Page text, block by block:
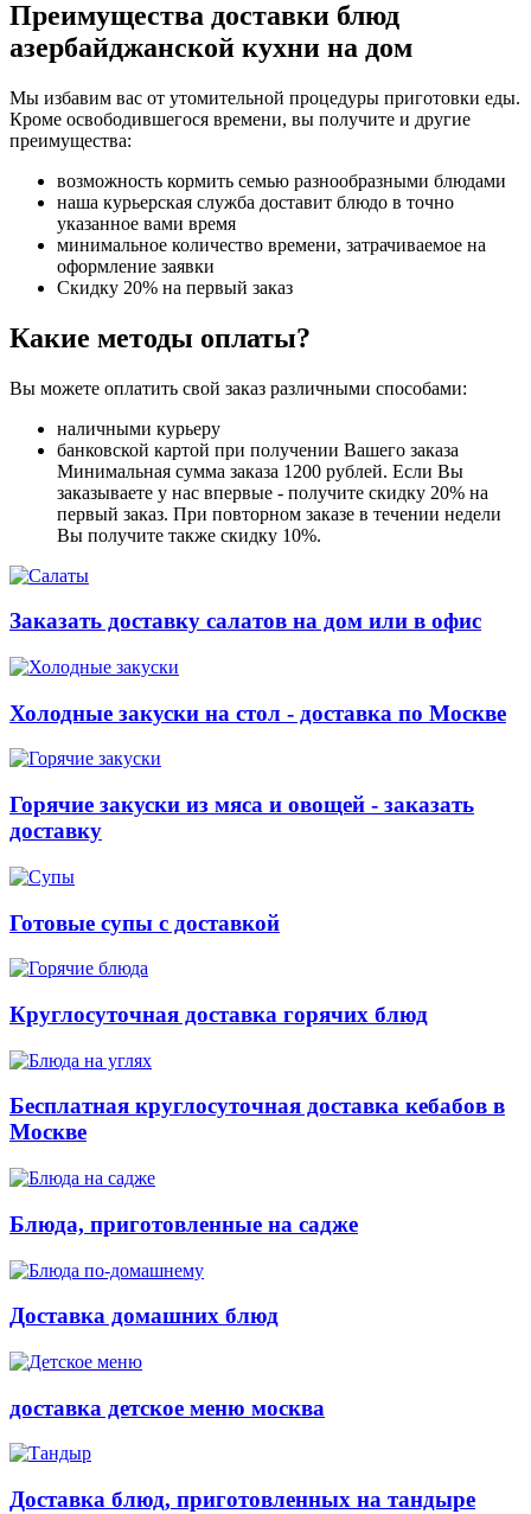
Преимущества доставки блюд
азербайджанской кухни на дом
Мы избавим вас от утомительной процедуры приготовки еды.
Кроме освободившегося времени, вы получите и другие
преимущества:
возможность кормить семью разнообразными блюдами
наша курьерская служба доставит блюдо в точно
указанное вами время
минимальное количество времени, затрачиваемое на
оформление заявки
Скидку 20% на первый заказ
Какие методы оплаты?
Вы можете оплатить свой заказ различными способами:
наличными курьеру
банковской картой при получении Вашего заказа
Минимальная сумма заказа 1200 рублей. Если Вы
заказываете у нас впервые - получите скидку 20% на
первый заказ. При повторном заказе в течении недели
Вы получите также скидку 10%.
Заказать доставку салатов на дом или в офис
Холодные закуски на стол - доставка по Москве
Горячие закуски из мяса и овощей - заказать
доставку
Готовые супы с доставкой
Круглосуточная доставка горячих блюд
Бесплатная круглосуточная доставка кебабов в
Москве
Блюда, приготовленные на садже
Доставка домашних блюд
доставка детское меню москва
Доставка блюд, приготовленных на тандыре